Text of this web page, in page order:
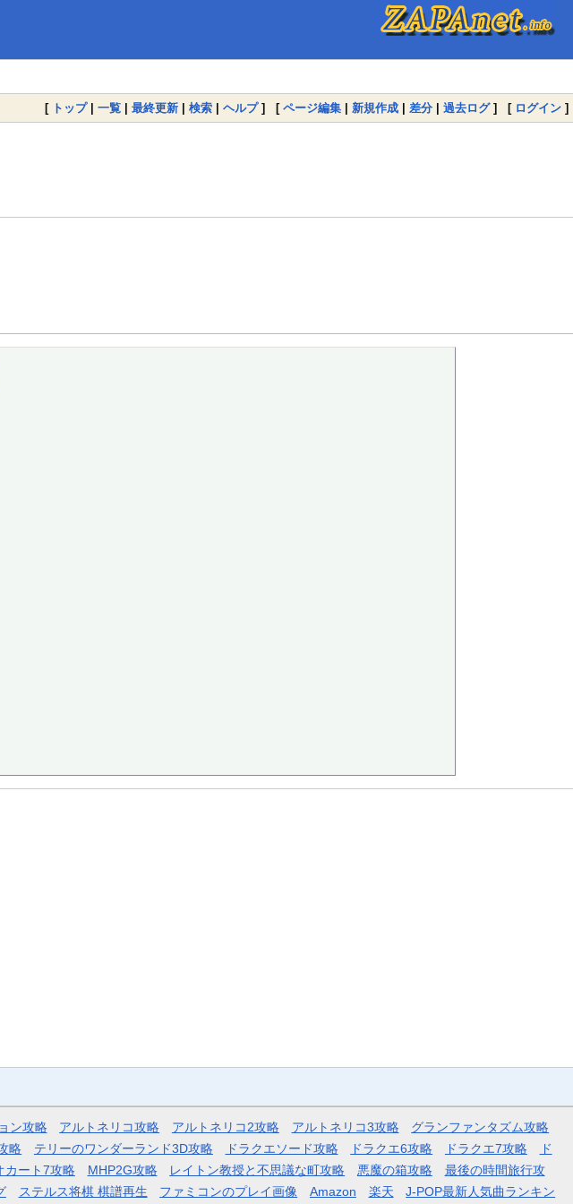
[ トップ| 一覧 | 最終更新 | 検索 | ヘルプ] [ ページ編集 | 新規作成 | 差分 | 過去ログ] [ ログイン ]
ン攻略 アルトネリコ攻略 アルトネリコ2攻略 アルトネリコ3攻略
グランファンタズム攻略
略 テリーのワンダーランド3D攻略 ドラクエソード攻略 ドラクエ6攻略 ドラクエ7攻略
ド
カート7攻略 MHP2G攻略 レイトン教授と不思議な町攻略 悪魔の箱攻略
最後の時間旅行攻
ステルス将棋 棋譜再生 ファミコンのプレイ画像 Amazon 楽天 J-POP最新人気曲ランキン